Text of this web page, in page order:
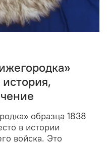
образца 1838
в истории
войска. Это